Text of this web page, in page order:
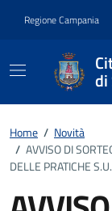
Regione Campania
di
Home / Novità
/ AVVISO DI
DELLE PRATICHE